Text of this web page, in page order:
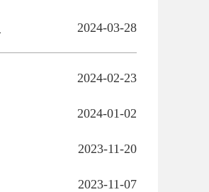
2024-03-28
2024-02-23
2024-01-02
2023-11-20
2023-11-07